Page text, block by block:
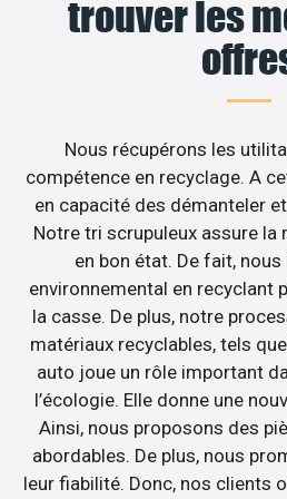
trouver les
Nous récupérons les
compétence en recyclage. A
en capacité des démanteler
Notre tri scrupuleux assure la
en bon état. De fait,
environnemental en recyclant
la casse. De plus, notre
matériaux recyclables, tels
auto joue un rôle important
l’écologie. Elle donne une
Ainsi, nous proposons des
abordables. De plus, nous
leur fiabilité. Donc, nos clients